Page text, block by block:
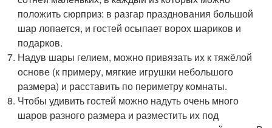
положить сюрприз: в разгар празднования большой
шар лопается, и гостей осыпает ворох шариков и
подарков.
Надув шары гелием, можно привязать их к тяжёлой
основе (к примеру, мягкие игрушки небольшого
размера) и расставить по периметру комнаты.
Чтобы удивить гостей можно надуть очень много
шаров разного размера и разместить их под